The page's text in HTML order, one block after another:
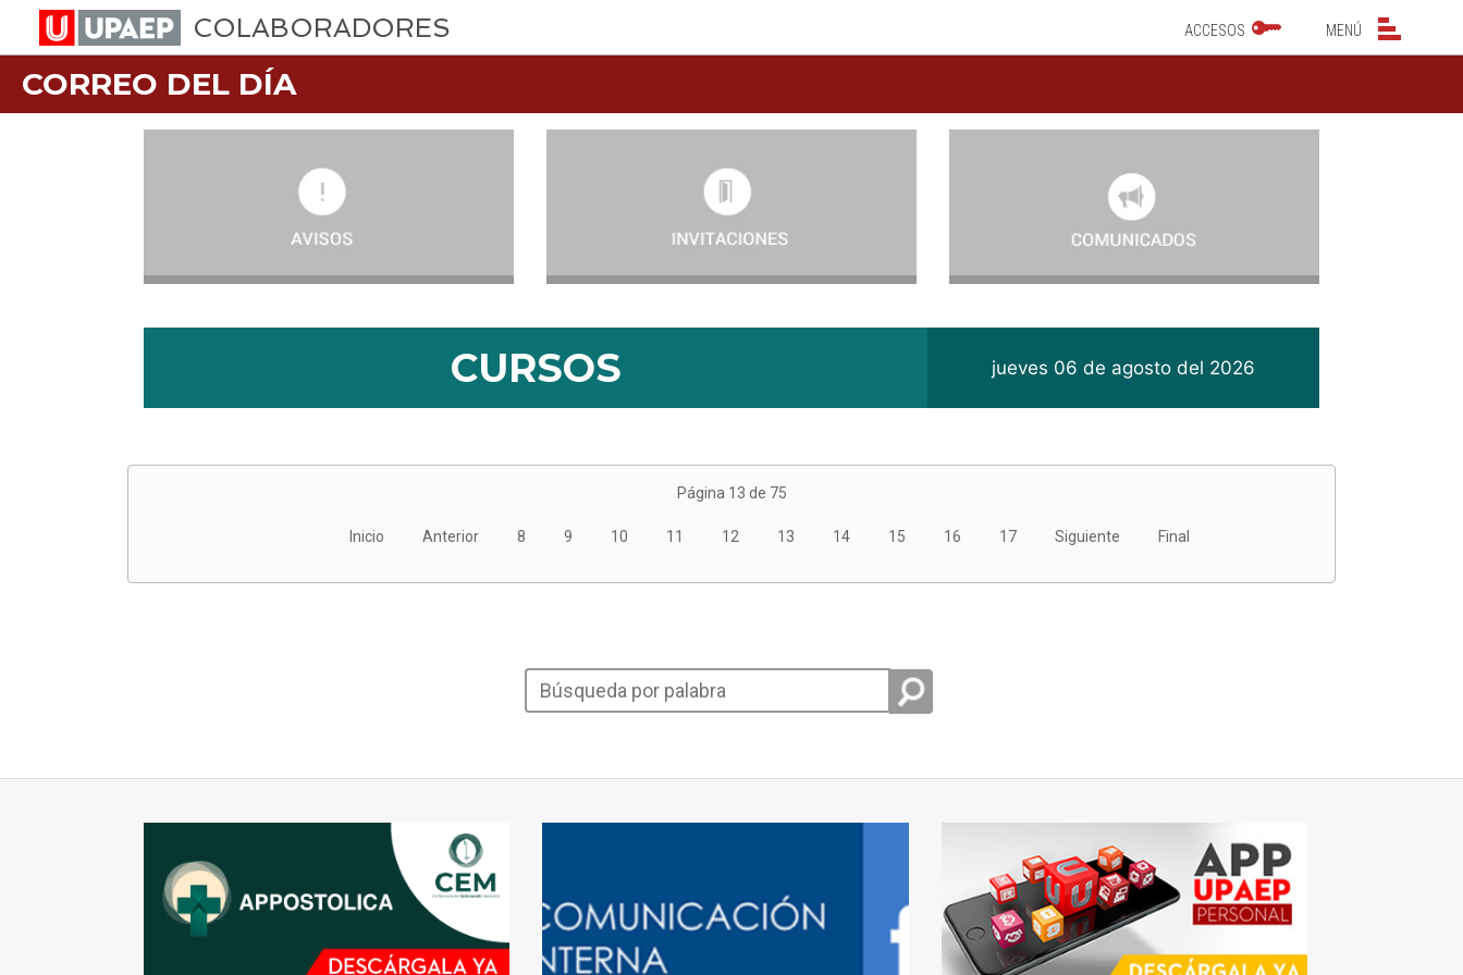
NAVEGACIÓN
MENÚ
NAVEGACIÓN PRINCIPAL
ACCESOS
COLABORADORES
CORREO DEL DÍA
CURSOS jueves 06 de agosto del 2026
Página 13 de 75
Inicio Anterior 8 9 10 11 12 13 14 15 16 17 Siguiente Final